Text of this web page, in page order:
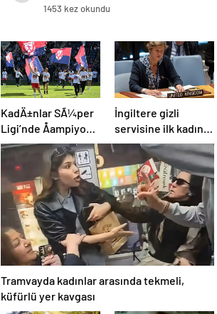
1453 kez okundu
KadÄ±nlar SÃ¼per
Ligi’nde Åampiyon
olan ABB
Fomget’ten
FenerbahÃ§e’ye
gÃ¶nderme
İngiltere gizli
servisine ilk kadın
başkan: “Pekin
Barbara” favori aday
Tramvayda kadınlar arasında tekmeli,
küfürlü yer kavgası